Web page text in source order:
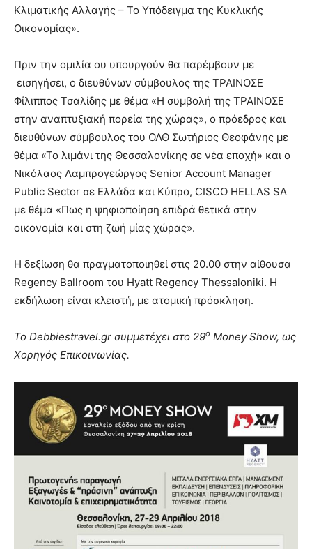
Κλιματικής Αλλαγής – Το Υπόδειγμα της Κυκλικής
Οικονομίας».
Πριν την ομιλία ου υπουργούν θα παρέμβουν με
εισηγήσει, ο διευθύνων σύμβουλος της ΤΡΑΙΝΟΣΕ
Φίλιππος Τσαλίδης με θέμα «Η συμβολή της ΤΡΑΙΝΟΣΕ
στην αναπτυξιακή πορεία της χώρας», ο πρόεδρος και
διευθύνων σύμβουλος του ΟΛΘ Σωτήριος Θεοφάνης με
θέμα «Το λιμάνι της Θεσσαλονίκης σε νέα εποχή» και ο
Νικόλαος Λαμπρογεώργος Senior Account Manager
Public Sector σε Ελλάδα και Κύπρο, CISCO HELLAS SA
με θέμα «Πως η ψηφιοποίηση επιδρά θετικά στην
οικονομία και στη ζωή μίας χώρας».
Η δεξίωση θα πραγματοποιηθεί στις 20.00 στην αίθουσα
Regency Ballroom του Hyatt Regency Thessaloniki. Η
εκδήλωση είναι κλειστή, με ατομική πρόσκληση.
Το Debbiestravel.gr συμμετέχει στο 29ο Money Show, ως
Χορηγός Επικοινωνίας.